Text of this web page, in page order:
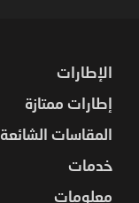
الإطارات
إطارات ممتازة
المقاسات الشائعة
خدمات
معلومات